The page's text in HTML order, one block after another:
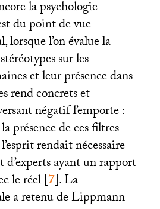
la psychologie
du point de vue
l’on évalue la
sur les
et leur présence dans
rend concrets et
négatif l’emporte :
présence de ces filtres
rendait nécessaire
ayant un rapport
le réel[7]. La
a retenu de Lippmann